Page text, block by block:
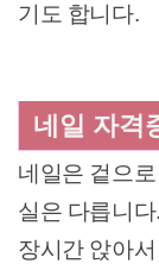
기도 합니다.
네일 자격
네일은 겉으
실은 다릅니다.
장시간 앉아